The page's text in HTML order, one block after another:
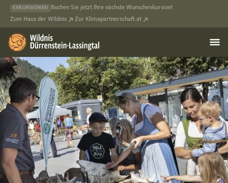
EXKURSIONEN
Buchen Sie jetzt Ihre nächste Wunschexkursion!
Zum Haus der Wildnis
Zur Klimapartnerschaft.at